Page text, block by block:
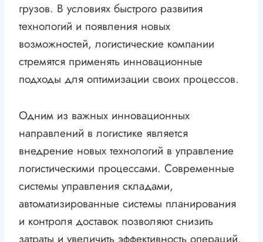
грузов. В условиях быстрого развития
технологий и появления новых
возможностей, логистические компании
стремятся применять инновационные
подходы для оптимизации своих процессов.
Одним из важных инновационных
направлений в логистике является
внедрение новых технологий в управление
логистическими процессами. Современные
системы управления складами,
автоматизированные системы планирования
и контроля доставок позволяют снизить